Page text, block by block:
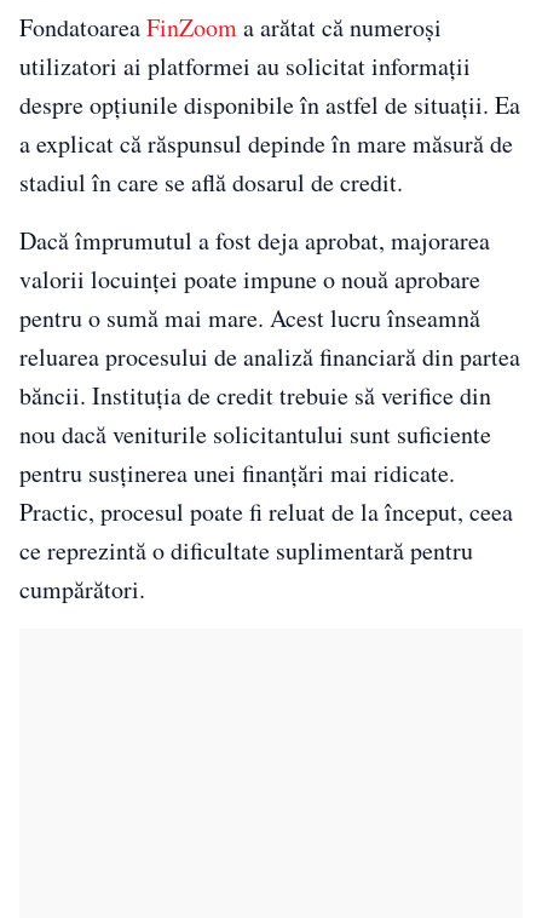
FondatoareaFinZooma arătat că numeroși
utilizatori ai platformei au solicitat informații
despre opțiunile disponibile în astfel de situații. Ea
a explicat că răspunsul depinde în mare măsură de
stadiul în care se află dosarul de credit.
Dacă împrumutul a fost deja aprobat, majorarea
valorii locuinței poate impune o nouă aprobare
pentru o sumă mai mare. Acest lucru înseamnă
reluarea procesului de analiză financiară din partea
băncii. Instituția de credit trebuie să verifice din
nou dacă veniturile solicitantului sunt suficiente
pentru susținerea unei finanțări mai ridicate.
Practic, procesul poate fi reluat de la început, ceea
ce reprezintă o dificultate suplimentară pentru
cumpărători.